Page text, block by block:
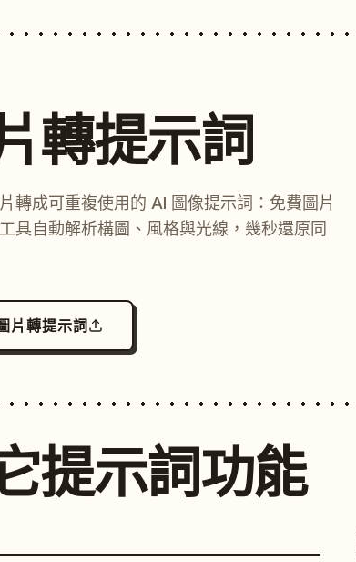
轉提示詞
轉成可重複使用的 AI 圖像提示詞：免費圖片
具自動解析構圖、風格與光線，幾秒還原同
片轉提示詞
提示詞功能